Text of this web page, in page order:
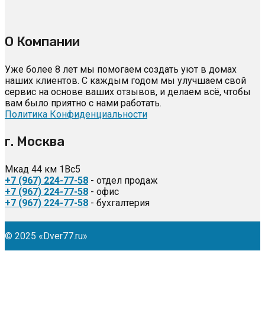
О Компании
Уже более 8 лет мы помогаем создать уют в домах
наших клиентов. С каждым годом мы улучшаем свой
сервис на основе ваших отзывов, и делаем всё, чтобы
вам было приятно с нами работать.
Политика Конфиденциальности
г. Москва
Мкад 44 км 1Вс5
+7 (967) 224-77-58 - отдел продаж
+7 (967) 224-77-58 - офис
+7 (967) 224-77-58 - бухгалтерия
© 2025 «Dver77.ru»